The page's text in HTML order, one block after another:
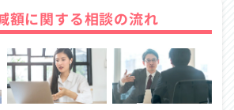
額に関する相談の流れ